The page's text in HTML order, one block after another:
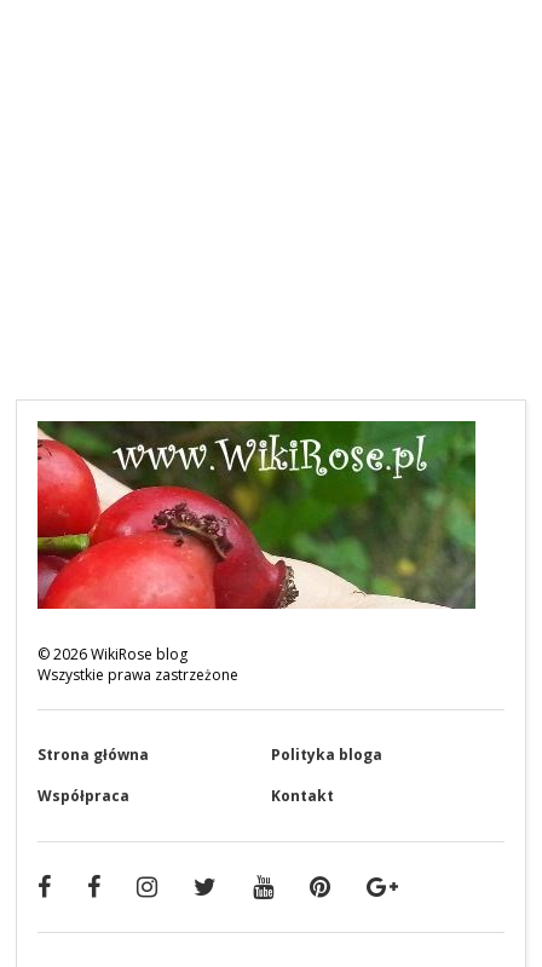
©2026WikiRose blog
Wszystkie prawa zastrzeżone
Strona główna
Polityka bloga
Współpraca
Kontakt